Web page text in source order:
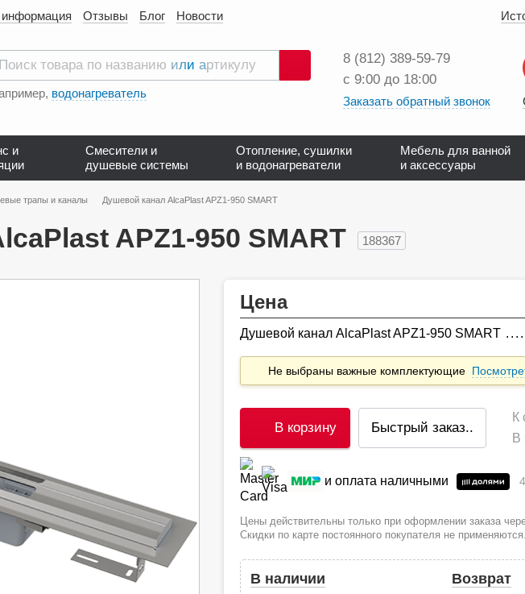
информация Отзывы Блог Новости
Поиск
водонагреватель
8 (812) 389‑59‑79
с 9:00 до 18:00
Заказать обратный звонок
и
Смесители и
душевые системы
Отопление, сушилки
и водонагреватели
Мебель для ванной
и аксессуары
трапы и каналы Душевой канал AlcaPlast APZ1-950 SMART
APZ1-950 SMART 188367
Цена
Душевой канал AlcaPlast APZ1-950 SMART
Не выбраны важные комплектующие
В корзину Быстрый заказ..
К
В
и оплата наличными
Цены действительны только при оформлении заказа
Скидки по карте постоянного покупателя не применяются.
В наличии Возврат